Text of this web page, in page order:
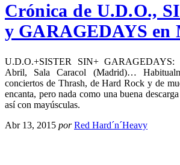
Crónica de U.D.O.,
y GARAGEDAYS en
U.D.O.+SISTER SIN+ GARAGEDAYS:
Abril, Sala Caracol (Madrid)…
conciertos de Thrash, de Hard Rock y de
encanta, pero nada como una buena
así con mayúsculas.
Abr 13, 2015 por Red Hard´n´Heavy